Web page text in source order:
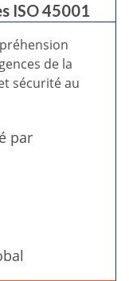
ISO 45001
de la
sécurité au
par